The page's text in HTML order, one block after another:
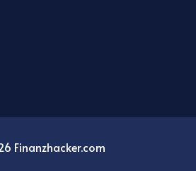
Finanzhacker.com